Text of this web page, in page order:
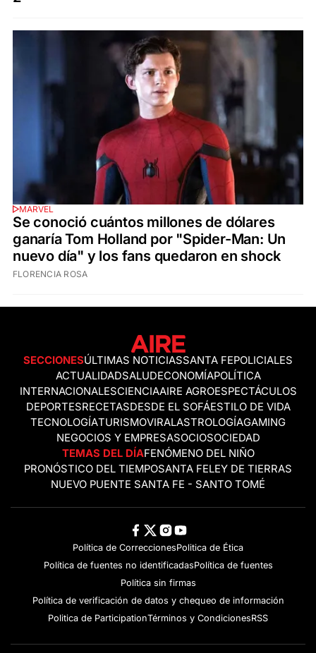
MARVEL
Se conoció cuántos millones de dólares
ganaría Tom Holland por "Spider-Man: Un
nuevo día" y los fans quedaron en shock
FLORENCIA ROSA
SECCIONESÚLTIMAS NOTICIASSANTA FEPOLICIALES
ACTUALIDADSALUDECONOMÍAPOLÍTICA
INTERNACIONALESCIENCIAAIRE AGROESPECTÁCULOS
DEPORTESRECETASDESDE EL SOFÁESTILO DE VIDA
TECNOLOGÍATURISMOVIRALASTROLOGÍAGAMING
NEGOCIOS Y EMPRESASOCIOSOCIEDAD
TEMAS DEL DÍAFENÓMENO DEL NIÑO
PRONÓSTICO DEL TIEMPOSANTA FELEY DE TIERRAS
NUEVO PUENTE SANTA FE - SANTO TOMÉ
Política de CorreccionesPolitica de Ética
Política de fuentes no identificadasPolítica de fuentes
Política sin firmas
Política de verificación de datos y chequeo de información
Politica de ParticipationTérminos y CondicionesRSS